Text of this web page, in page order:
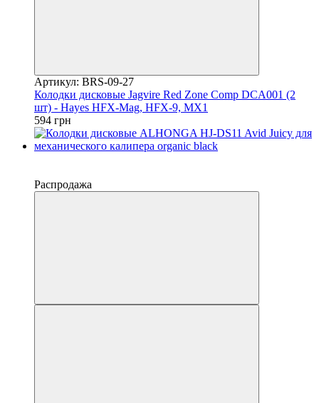
Артикул: BRS-09-27
Колодки дисковые Jagvire Red Zone Comp DCA001 (2
шт) - Hayes HFX-Mag, HFX-9, MX1
594 грн
Распродажа